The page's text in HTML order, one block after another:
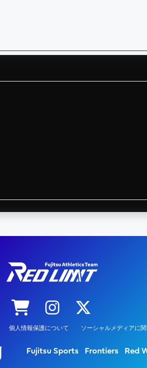
個人情報保護について ソーシャルメディアに
Fujitsu Sports Frontiers Red